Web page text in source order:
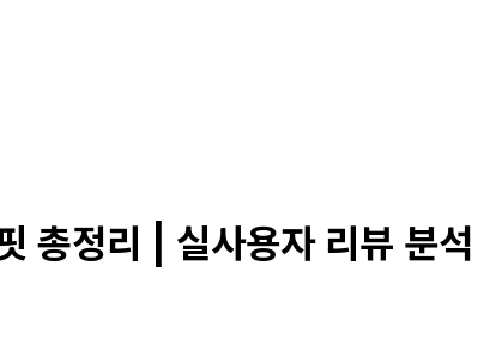
총정리 | 실사용자 리뷰 분석